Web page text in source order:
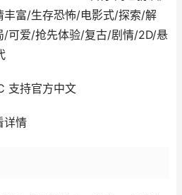
富/生存恐怖/电影式/探索/解
可爱/抢先体验/复古/剧情/2D/悬
支持官方中文
详情